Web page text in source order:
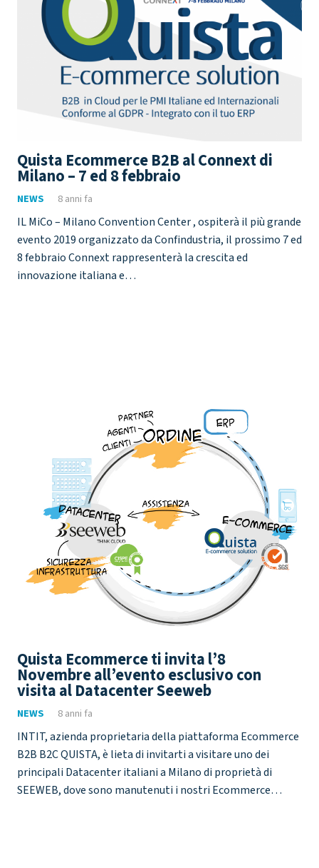
Quista Ecommerce B2B al Connext di
Milano – 7 ed 8 febbraio
NEWS 8 anni fa
IL MiCo – Milano Convention Center , ospiterà il più grande
evento 2019 organizzato da Confindustria, il prossimo 7 ed
8 febbraio Connext rappresenterà la crescita ed
innovazione italiana e…
Quista Ecommerce ti invita l’8
Novembre all’evento esclusivo con
visita al Datacenter Seeweb
NEWS 8 anni fa
INTIT, azienda proprietaria della piattaforma Ecommerce
B2B B2C QUISTA, è lieta di invitarti a visitare uno dei
principali Datacenter italiani a Milano di proprietà di
SEEWEB, dove sono manutenuti i nostri Ecommerce…